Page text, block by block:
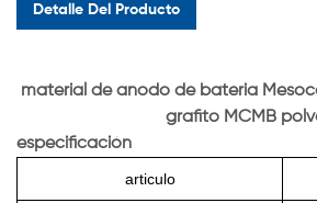
Detalle Del Producto
material de anodo de bateria
grafito MCMB
especificación
articulo